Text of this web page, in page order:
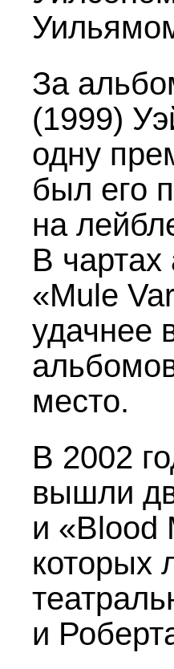
За
(1999)
одну
был его
на
В
«Mule
удачнее
место.
В 2002
вышли
и «Blood
которых
и